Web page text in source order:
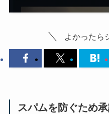
よかったら
スパムを防ぐため